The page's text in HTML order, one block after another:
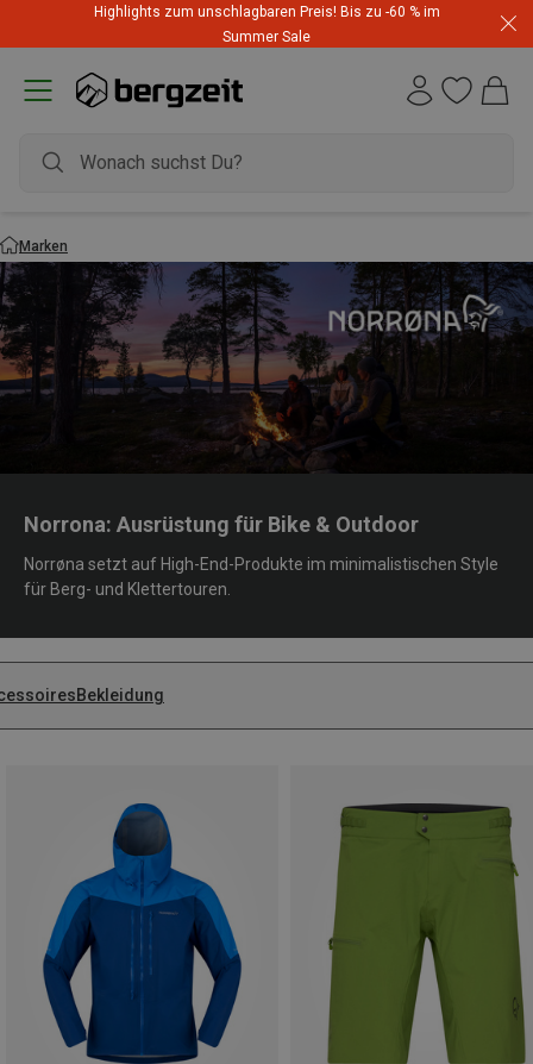
Highlights zum unschlagbaren Preis! Bis zu -60 % im
Summer Sale
Marken
Norrona: Ausrüstung für Bike & Outdoor
Norrøna setzt auf High-End-Produkte im minimalistischen Style
für Berg- und Klettertouren.
Bekleidung